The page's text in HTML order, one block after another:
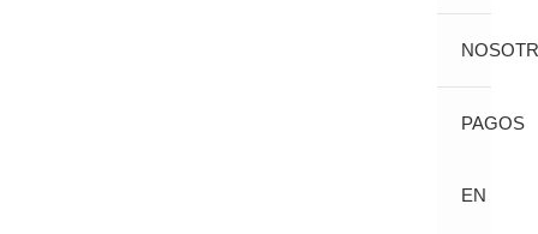
PAGOS
EN